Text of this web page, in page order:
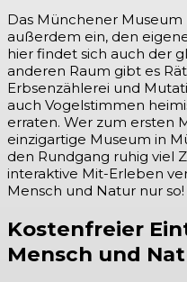
Das Münchener
außerdem ein, den
hier findet sich auch der
anderen Raum gibt es
Erbsenzählerei und
auch Vogelstimmen
erraten. Wer zum ersten
einzigartige Museum in
den Rundgang ruhig viel
interaktive Mit-Erleben
Mensch und Natur nur so!
Kostenfreier
Mensch und